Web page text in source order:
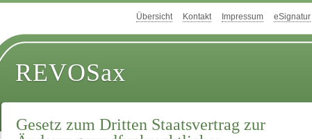
Übersicht Kontakt Impressum eSignatur
REVOSax
Gesetz zum Dritten Staatsvertrag zur